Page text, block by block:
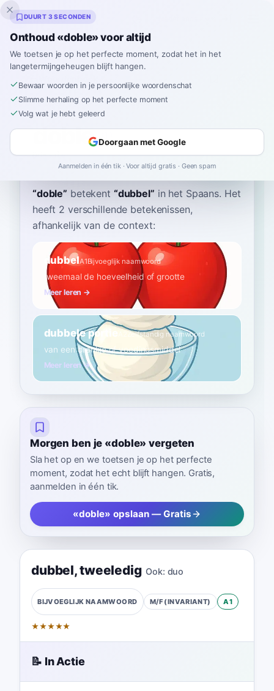
Inklingo
Home› Spaans›Woordenboek›doble
doble
DOH-bleh ˈdoβle
“doble” betekent “dubbel” in het Spaans. Het
heeft 2 verschillende betekenissen,
afhankelijk van de context:
dubbelA1Bijvoeglijk naamwoord
tweemaal de hoeveelheid of grootte
Meer leren →
dubbele portie Zelfstandig naamwoord
van een drankje of voedingsmiddel
Meer leren →
Morgen ben je «doble» vergeten
Sla het op en we toetsen je op het perfecte
moment, zodat het echt blijft hangen. Gratis,
aanmelden in één tik.
«doble» opslaan — Gratis
dubbel,tweeledig Ook: duo
BIJVOEGLIJK NAAMWOORD M/F (INVARIANT) A1
★★★★★
📝 In Actie
DUURT 3 SECONDEN
Onthoud «doble» voor altijd
We toetsen je op het perfecte moment, zodat het in het
langetermijngeheugen blijft hangen.
Bewaar woorden in je persoonlijke woordenschat
Slimme herhaling op het perfecte moment
Volg wat je hebt geleerd
Doorgaan met Google
Aanmelden in één tik · Voor altijd gratis · Geen spam